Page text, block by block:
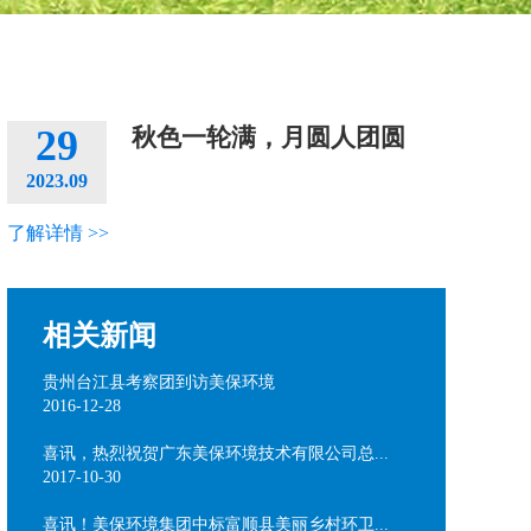
29
2023.09
秋色一轮满，月圆人团圆
了解详情 >>
相关新闻
贵州台江县考察团到访美保环境
2016-12-28
喜讯，热烈祝贺广东美保环境技术有限公司总...
2017-10-30
喜讯！美保环境集团中标富顺县美丽乡村环卫...